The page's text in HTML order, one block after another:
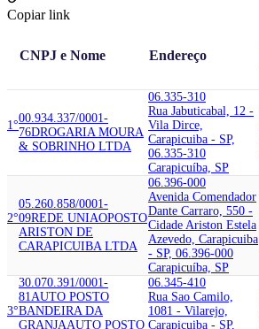
Copiar link
CNPJ e Nome Endereço
1°
00.934.337/0001-
76DROGARIA MOURA
& SOBRINHO LTDA
06.335-310
Rua Jabuticabal, 12 -
Vila Dirce,
Carapicuiba - SP,
06.335-310
Carapicuíba, SP
2°
05.260.858/0001-
09REDE UNIAOPOSTO
ARISTON DE
CARAPICUIBA LTDA
06.396-000
Avenida Comendador
Dante Carraro, 550 -
Cidade Ariston Estela
Azevedo, Carapicuiba
- SP, 06.396-000
Carapicuíba, SP
3°
30.070.391/0001-
81 AUTO POSTO
BANDEIRA DA
GRANJAAUTO POSTO
06.345-410
Rua Sao Camilo,
1081 - Vilarejo,
Carapicuiba - SP,